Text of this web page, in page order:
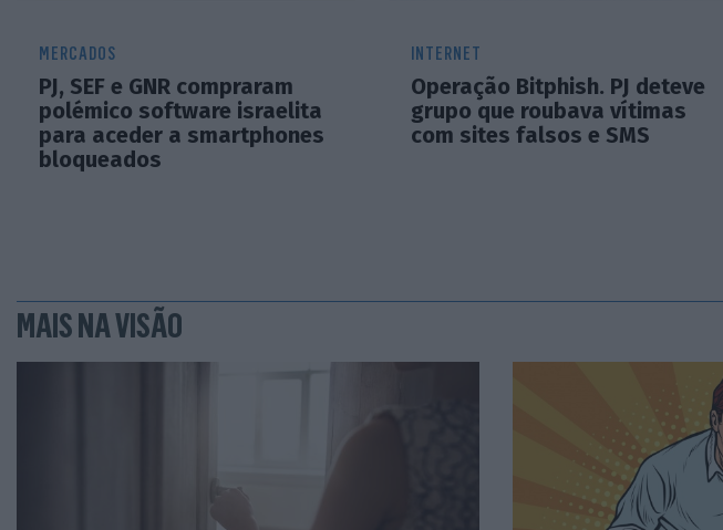
MERCADOS
PJ, SEF e GNR compraram
polémico software israelita
para aceder a smartphones
bloqueados
INTERNET
Operação Bitphish. PJ deteve
grupo que roubava vítimas
com sites falsos e SMS
MAIS NA VISÃO